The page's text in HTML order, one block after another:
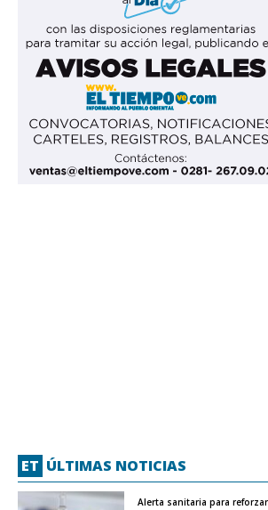
ET ÚLTIMAS NOTICIAS
Alerta sanitaria para